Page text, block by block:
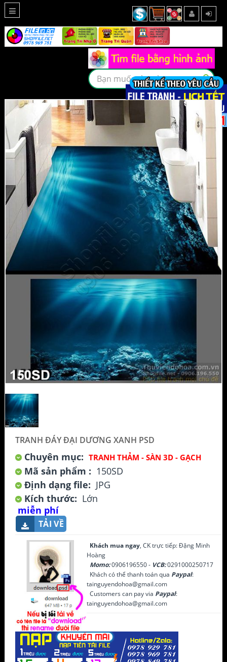
TRANH ĐÁY ĐẠI DƯƠNG XANH PSD
Chuyên mục: TRANH THẢM - SÀN 3D - GẠCH
Mã sản phẩm : 150SD
Định dạng file: JPG
Kích thước: Lớn
miễn phí
TẢI VỀ
Khách mua ngay, CK trực tiếp: Đặng Minh
Hoàng
Momo:0906196550 - VCB:0291000250717
Khách có thể thanh toán qua Paypal:
tainguyendohoa@gmail.com
Customers can pay via Paypal:
tainguyendohoa@gmail.com